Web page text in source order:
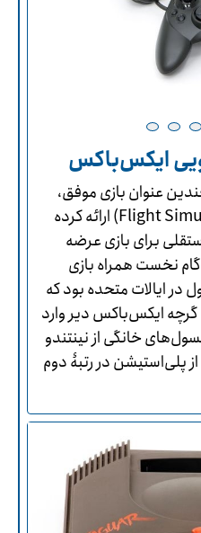
ایکس‌باکس
عنوان بازی موفق،
مثل شبیه‌ساز پرواز (Flight Simulator) ارائه کرده
مستقلی برای بازی عرضه
نخست همراه بازی
در ایالات متحده بود که
ایکس‌باکس دیر وارد
خانگی از نینتندو
در رتبۀ دوم